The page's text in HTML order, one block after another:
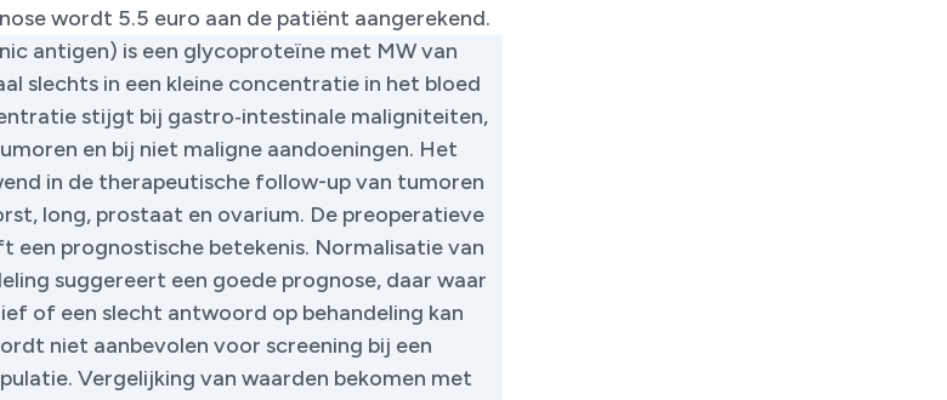
wordt 5.5 euro aan de patiënt aangerekend.
antigen) is een glycoproteïne met MW van
slechts in een kleine concentratie in het bloed
stijgt bij gastro‑intestinale maligniteiten,
en bij niet maligne aandoeningen. Het
in de therapeutische follow-up van tumoren
long, prostaat en ovarium. De preoperatieve
een prognostische betekenis. Normalisatie van
suggereert een goede prognose, daar waar
of een slecht antwoord op behandeling kan
niet aanbevolen voor screening bij een
Vergelijking van waarden bekomen met